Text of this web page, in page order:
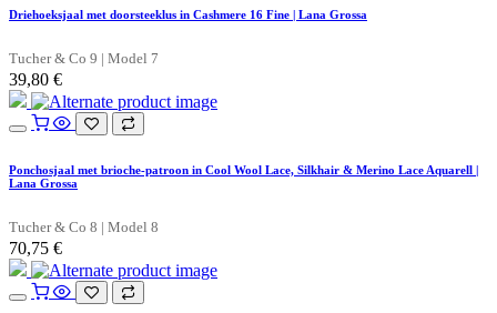
Driehoeksjaal met doorsteeklus in Cashmere 16 Fine | Lana Grossa
Tucher & Co 9 | Model 7
39,80 €
Ponchosjaal met brioche-patroon in Cool Wool Lace, Silkhair & Merino Lace Aquarell |
Lana Grossa
Tucher & Co 8 | Model 8
70,75 €